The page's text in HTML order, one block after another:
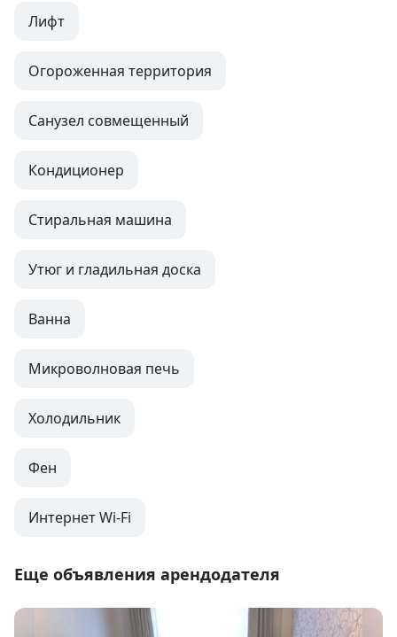
Лифт
Огороженная территория
Санузел совмещенный
Кондиционер
Стиральная машина
Утюг и гладильная доска
Ванна
Микроволновая печь
Холодильник
Фен
Интернет Wi-Fi
Еще объявления арендодателя